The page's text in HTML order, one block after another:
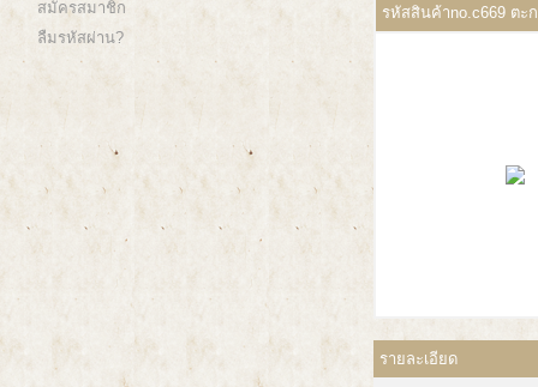
สมัครสมาชิก
ลืมรหัสผ่าน?
รหัสสินค้าno.c669 ตะ
รายละเอียด